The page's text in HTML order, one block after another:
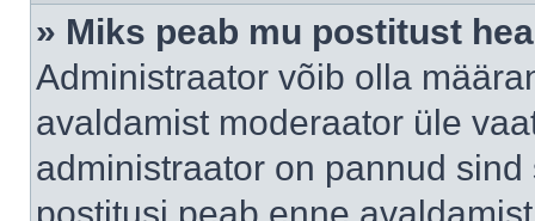
» Miks peab mu postitust
Administraator võib olla
avaldamist moderaator üle
administraator on pannud